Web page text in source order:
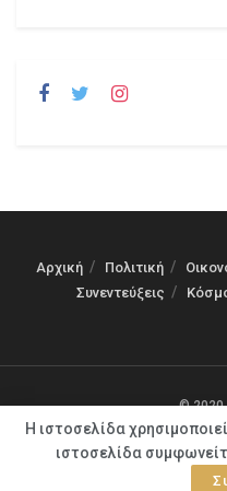
Αρχική Πολιτική
Συνεντεύξεις
© 2020
Η ιστοσελίδα
ιστοσελίδα